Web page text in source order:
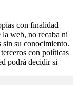
con finalidad
la web, no recaba ni
sin su conocimiento.
con políticas
podrá decidir si